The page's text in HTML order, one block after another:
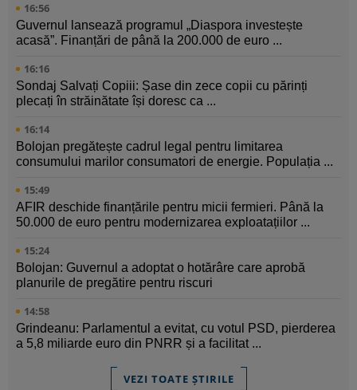
16:56
Guvernul lansează programul „Diaspora investește
acasă”. Finanțări de până la 200.000 de euro ...
16:16
Sondaj Salvați Copiii: Șase din zece copii cu părinți
plecați în străinătate își doresc ca ...
16:14
Bolojan pregătește cadrul legal pentru limitarea
consumului marilor consumatori de energie. Populația ...
15:49
AFIR deschide finanțările pentru micii fermieri. Până la
50.000 de euro pentru modernizarea exploatațiilor ...
15:24
Bolojan: Guvernul a adoptat o hotărâre care aprobă
planurile de pregătire pentru riscuri
14:58
Grindeanu: Parlamentul a evitat, cu votul PSD, pierderea
a 5,8 miliarde euro din PNRR și a facilitat ...
VEZI TOATE ȘTIRILE